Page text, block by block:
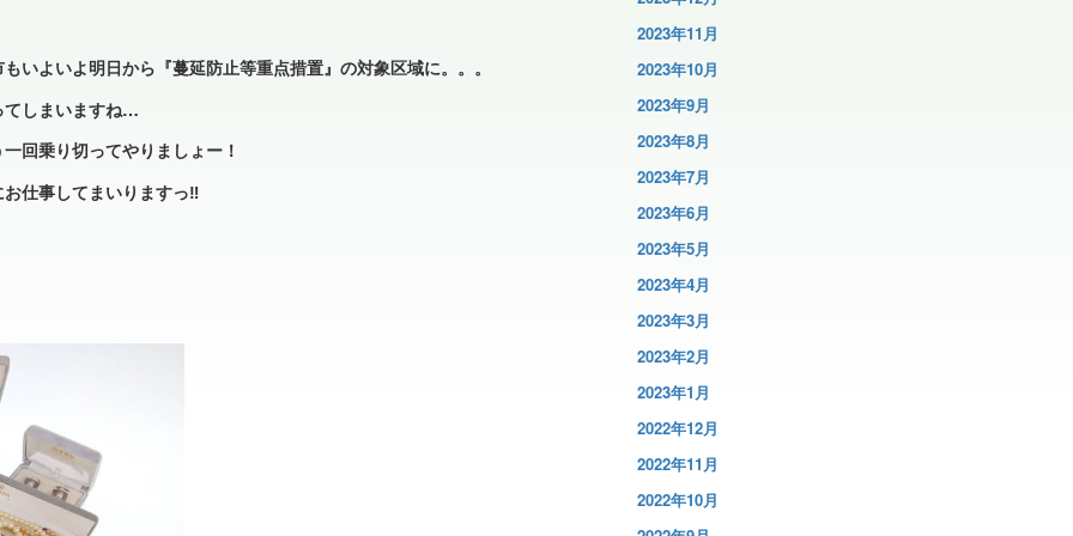
いよいよ明日から『蔓延防止等重点措置』の対象区域に。。。
てしまいますね…
回乗り切ってやりましょー！
仕事してまいりますっ‼
2023年11月
2023年10月
2023年9月
2023年8月
2023年7月
2023年6月
2023年5月
2023年4月
2023年3月
2023年2月
2023年1月
2022年12月
2022年11月
2022年10月